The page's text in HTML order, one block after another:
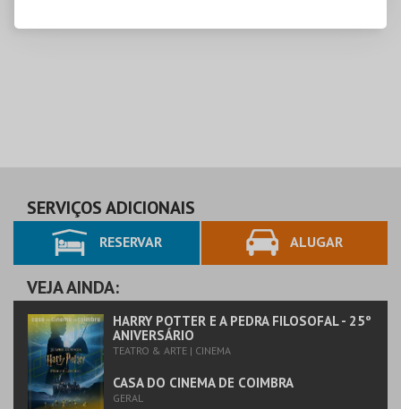
SERVIÇOS ADICIONAIS
RESERVAR ALUGAR
VEJA AINDA:
HARRY POTTER E A PEDRA FILOSOFAL - 25º
ANIVERSÁRIO
TEATRO & ARTE | CINEMA
CASA DO CINEMA DE COIMBRA
GERAL